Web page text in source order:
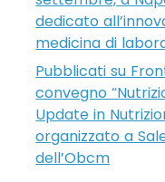
dedicato
medicina di
Pubblicati su
convegno
Update in
organizzato a
dell’Obcm